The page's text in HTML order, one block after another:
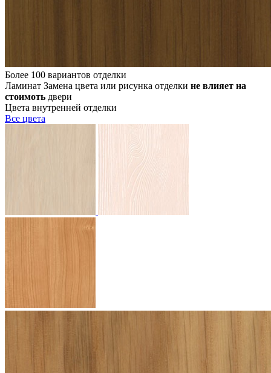
Более 100 вариантов отделки
Ламинат Замена цвета или рисунка отделки не влияет на
стоимоть двери
Цвета внутренней отделки
Все цвета